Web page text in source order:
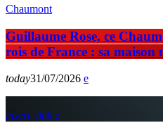
Chaumont
Guillaume Rose, ce
rois de France : sa maison
today31/07/2026
insert_link